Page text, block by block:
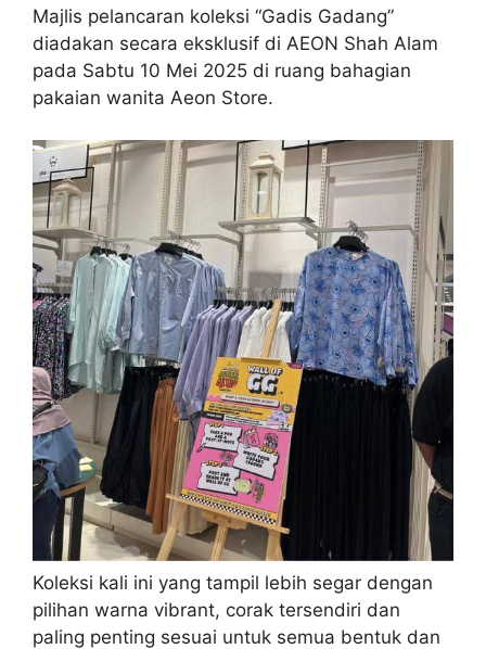
Majlis pelancaran koleksi “Gadis Gadang”
diadakan secara eksklusif di AEON Shah Alam
pada Sabtu 10 Mei 2025 di ruang bahagian
pakaian wanita Aeon Store.
Koleksi kali ini yang tampil lebih segar dengan
pilihan warna vibrant, corak tersendiri dan
paling penting sesuai untuk semua bentuk dan